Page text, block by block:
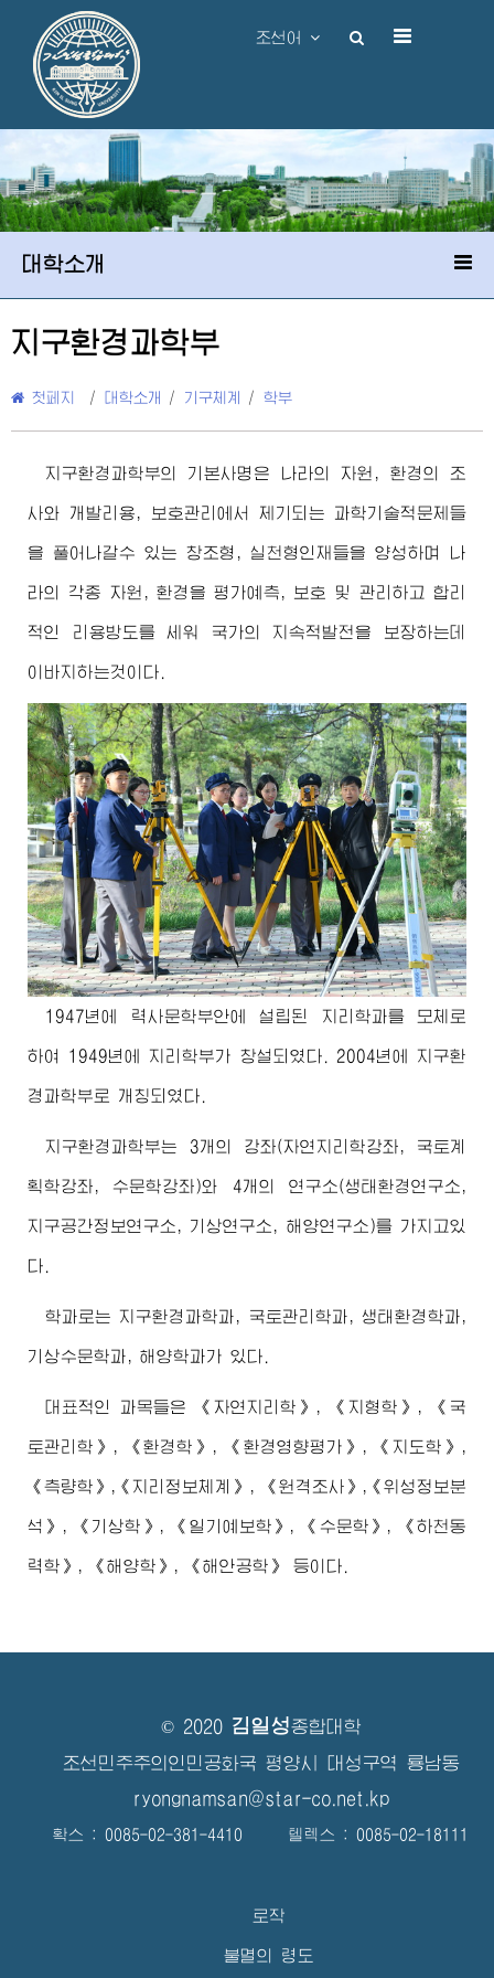
조선어
대학소개
지구환경과학부
첫페지 / 대학소개 / 기구체계 / 학부
지구환경과학부의 기본사명은 나라의 자원, 환경의 조
사와 개발리용, 보호관리에서 제기되는 과학기술적문제들
을 풀어나갈수 있는 창조형, 실천형인재들을 양성하며 나
라의 각종 자원, 환경을 평가예측, 보호 및 관리하고 합리
적인 리용방도를 세워 국가의 지속적발전을 보장하는데
이바지하는것이다.
1947년에 력사문학부안에 설립된 지리학과를 모체로
하여 1949년에 지리학부가 창설되였다. 2004년에 지구환
경과학부로 개칭되였다.
지구환경과학부는 3개의 강좌(자연지리학강좌, 국토계
획학강좌, 수문학강좌)와 4개의 연구소(생태환경연구소,
지구공간정보연구소, 기상연구소, 해양연구소)를 가지고있
다.
학과로는 지구환경과학과, 국토관리학과, 생태환경학과,
기상수문학과, 해양학과가 있다.
대표적인 과목들은 《자연지리학》, 《지형학》, 《국
토관리학》, 《환경학》, 《환경영향평가》, 《지도학》,
《측량학》,《지리정보체계》, 《원격조사》,《위성정보분
석》, 《기상학》, 《일기예보학》, 《수문학》, 《하천동
력학》, 《해양학》, 《해안공학》 등이다.
© 2020 김일성종합대학
조선민주주의인민공화국 평양시 대성구역 룡남동
ryongnamsan@star-co.net.kp
확스 : 0085-02-381-4410 텔렉스 : 0085-02-18111
로작
불멸의 령도